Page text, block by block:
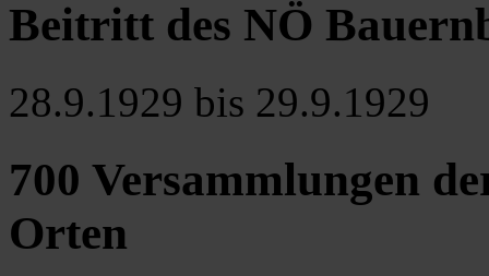
Beitritt des NÖ
28.9.1929 bis 29.9.1929
700 Versammlungen
Orten